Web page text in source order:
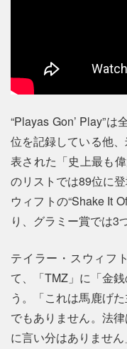
“Playas Gon’ Play”
位を記録している他
表された「史上最も
のリストでは89位に
ウィフトの“Shake It
り、グラミー賞では3
テイラー・スウィフ
て、「TMZ」に「金
う。「これは馬鹿げ
でもありません。法
に言い分はありません